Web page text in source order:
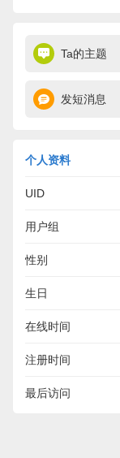
Ta的主题
发短消息
个人资料
UID
用户组
性别
生日
在线时间
注册时间
最后访问